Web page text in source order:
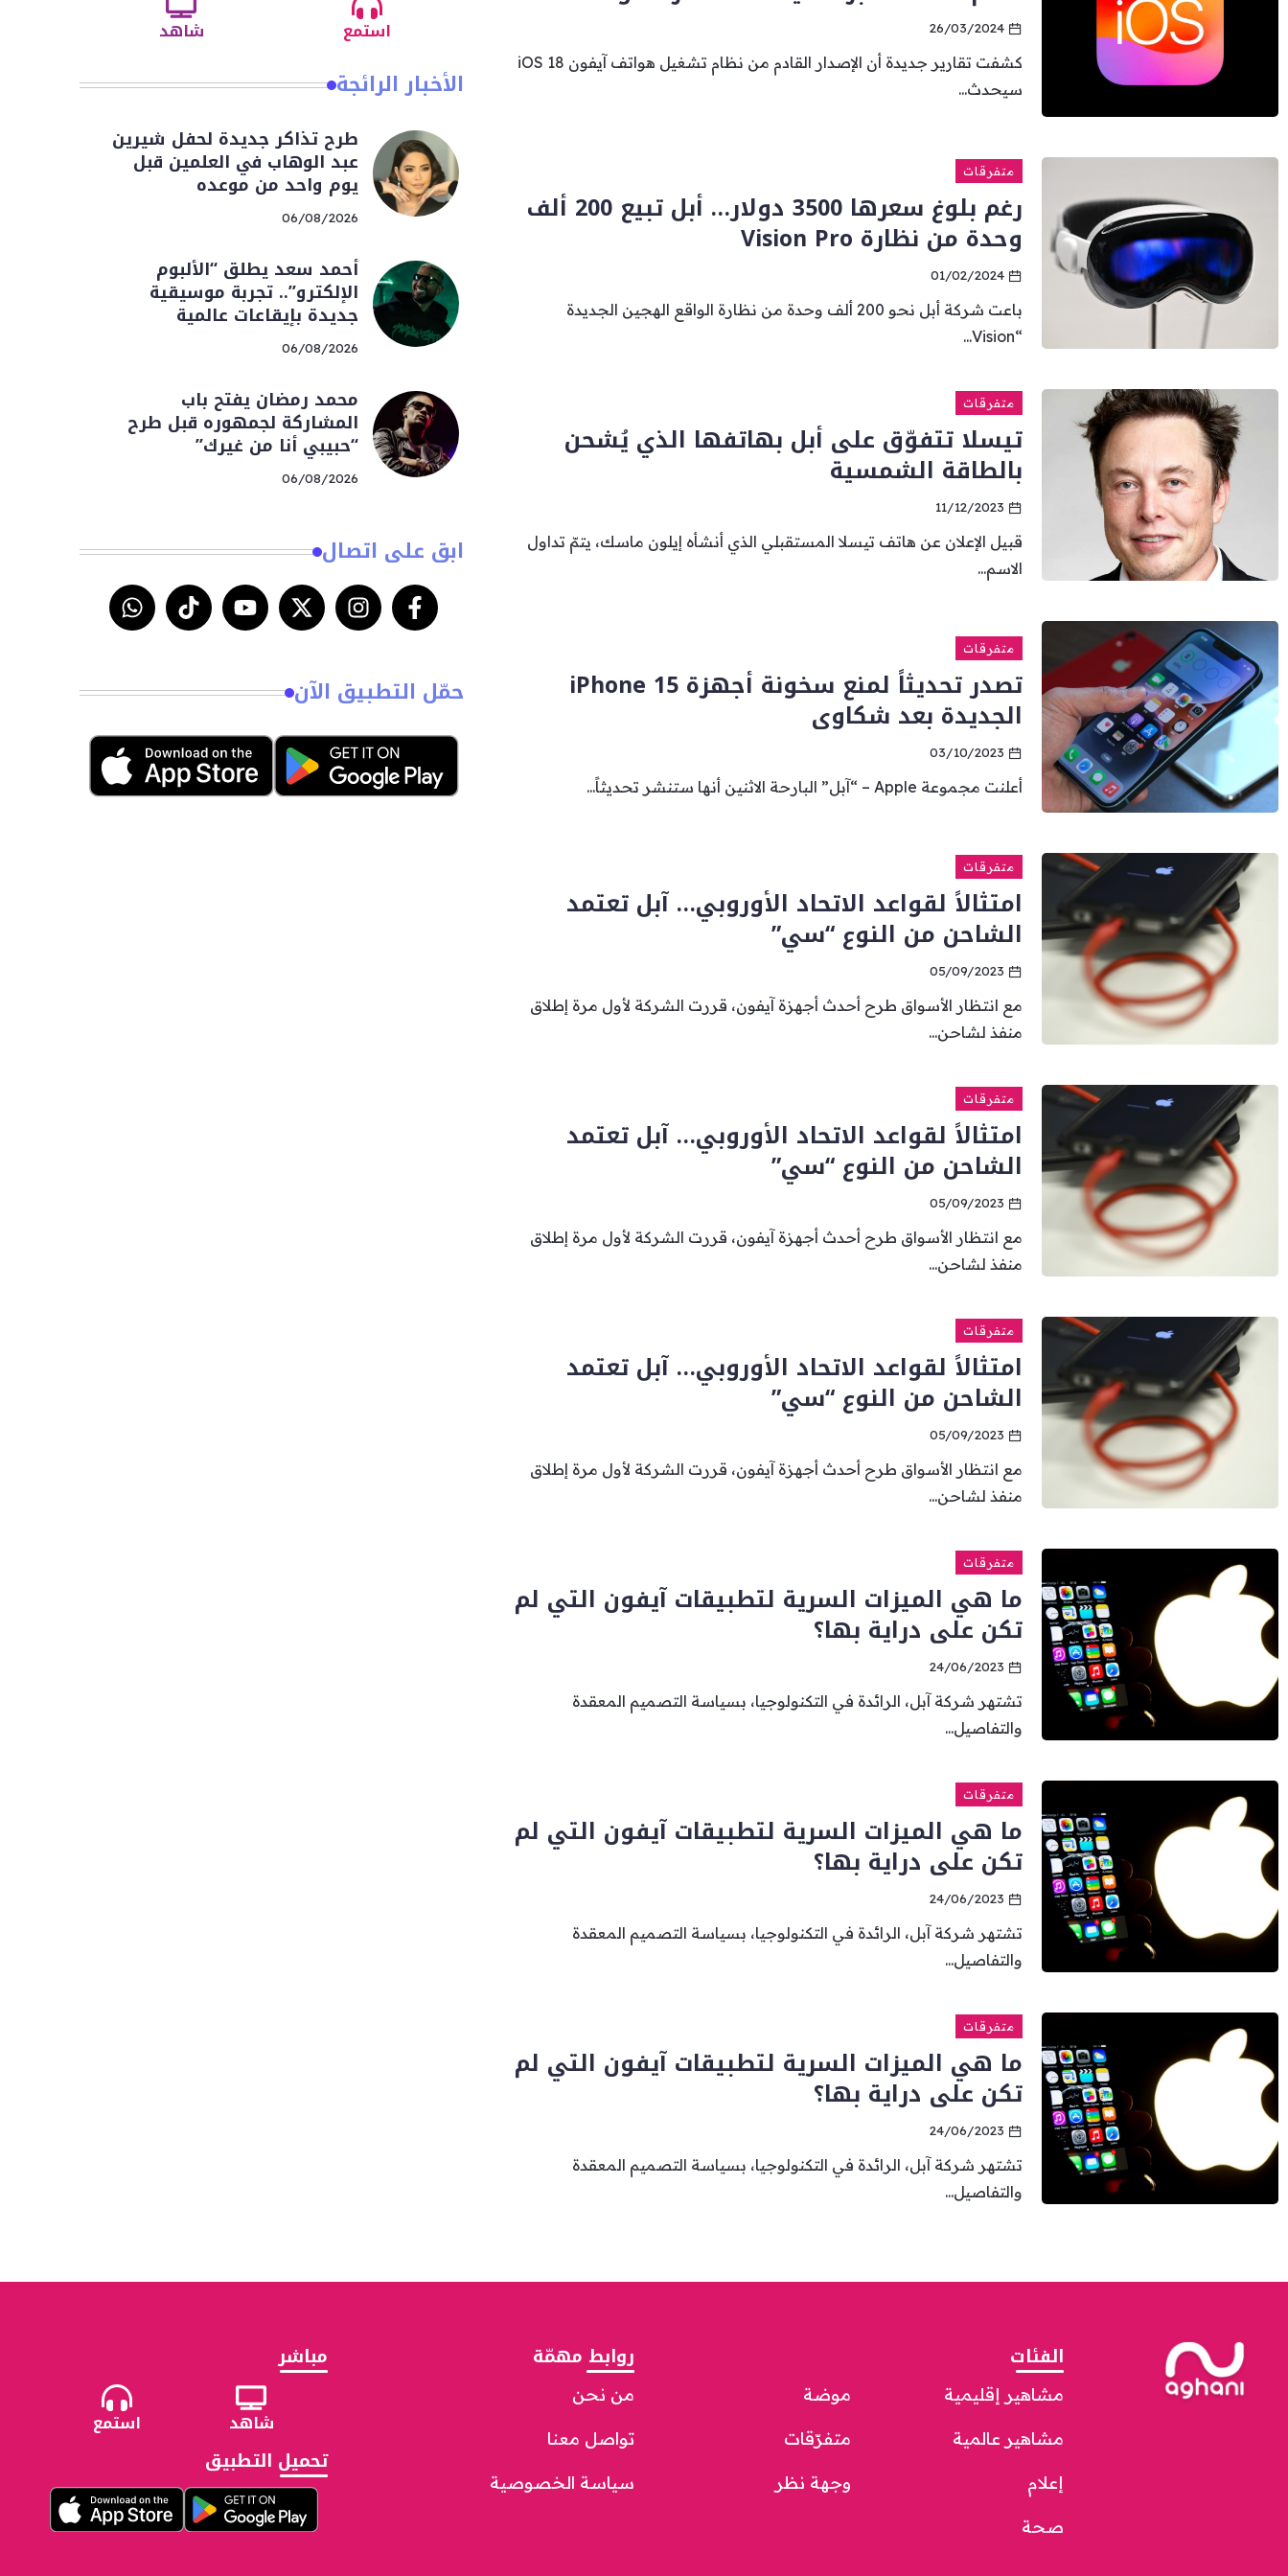
26/03/2024
كشفت تقارير جديدة أن الإصدار القادم من نظام تشغيل هواتف آيفون iOS 18
سيحدث...
متفرقات
رغم بلوغ سعرها 3500 دولار… أبل تبيع 200 ألف
وحدة من نظارة Vision Pro
01/02/2024
باعت شركة أبل نحو 200 ألف وحدة من نظارة الواقع الهجين الجديدة
“Vision...
متفرقات
تيسلا تتفوّق على أبل بهاتفها الذي يُشحن
بالطاقة الشمسية
11/12/2023
قبيل الإعلان عن هاتف تيسلا المستقبلي الذي أنشأه إيلون ماسك، يتمّ تداول
الاسم...
متفرقات
تصدر تحديثاً لمنع سخونة أجهزة iPhone 15
الجديدة بعد شكاوى
03/10/2023
أعلنت مجموعة Apple – “آبل” البارحة الاثنين أنها ستنشر تحديثاً...
متفرقات
امتثالاً لقواعد الاتحاد الأوروبي… آبل تعتمد
الشاحن من النوع “سي”
05/09/2023
مع انتظار الأسواق طرح أحدث أجهزة آيفون، قررت الشركة لأول مرة إطلاق
منفذ لشاحن...
متفرقات
امتثالاً لقواعد الاتحاد الأوروبي… آبل تعتمد
الشاحن من النوع “سي”
05/09/2023
مع انتظار الأسواق طرح أحدث أجهزة آيفون، قررت الشركة لأول مرة إطلاق
منفذ لشاحن...
متفرقات
امتثالاً لقواعد الاتحاد الأوروبي… آبل تعتمد
الشاحن من النوع “سي”
05/09/2023
مع انتظار الأسواق طرح أحدث أجهزة آيفون، قررت الشركة لأول مرة إطلاق
منفذ لشاحن...
متفرقات
ما هي الميزات السرية لتطبيقات آيفون التي لم
تكن على دراية بها؟
24/06/2023
تشتهر شركة آبل، الرائدة في التكنولوجيا، بسياسة التصميم المعقدة
والتفاصيل...
متفرقات
ما هي الميزات السرية لتطبيقات آيفون التي لم
تكن على دراية بها؟
24/06/2023
تشتهر شركة آبل، الرائدة في التكنولوجيا، بسياسة التصميم المعقدة
والتفاصيل...
متفرقات
ما هي الميزات السرية لتطبيقات آيفون التي لم
تكن على دراية بها؟
24/06/2023
تشتهر شركة آبل، الرائدة في التكنولوجيا، بسياسة التصميم المعقدة
والتفاصيل...
استمع شاهد
الأخبار الرائجة
طرح تذاكر جديدة لحفل شيرين
عبد الوهاب في العلمين قبل
يوم واحد من موعده
06/08/2026
أحمد سعد يطلق “الألبوم
الإلكترو”.. تجربة موسيقية
جديدة بإيقاعات عالمية
06/08/2026
محمد رمضان يفتح باب
المشاركة لجمهوره قبل طرح
“حبيبي أنا من غيرك”
06/08/2026
ابق على اتصال
حمّل التطبيق الآن
الفئات
مشاهير إقليمية
مشاهير عالمية
إعلام
صحة
موضة
متفرّقات
وجهة نظر
روابط مهمّة
من نحن
تواصل معنا
سياسة الخصوصية
مباشر
شاهد استمع
تحميل التطبيق